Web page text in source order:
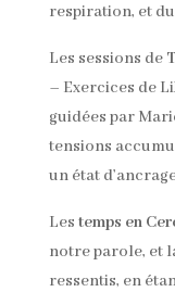
respiration, et
Les sessions de
– Exercices de
guidées par
tensions
un état
Les temps en
notre parole, et
ressentis, en